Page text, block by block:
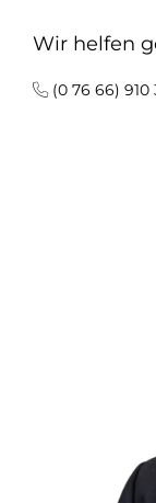
Wir helfen
(0 76 66) 910